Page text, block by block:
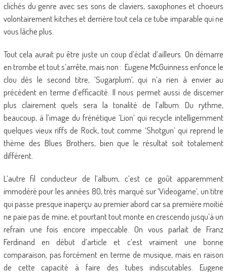
clichés du genre avec ses sons de claviers, saxophones et choeurs
volontairement kitches et derrière tout cela ce tube imparable qui ne
vous lâche plus.
Tout cela aurait pu être juste un coup d’éclat d’ailleurs. On démarre
en trombe et tout s’arrête, mais non : Eugene McGuinness enfonce le
clou dès le second titre, ‘Sugarplum’, qui n’a rien à envier au
précédent en terme d’efficacité. Il nous permet aussi de discerner
plus clairement quels sera la tonalité de l’album. Du rythme,
beaucoup, à l’image du frénétique ‘Lion’ qui recycle intelligemment
quelques vieux riffs de Rock, tout comme ‘Shotgun’ qui reprend le
thème des Blues Brothers, bien que le résultat soit totalement
différent.
L’autre fil conducteur de l’album, c’est ce goût apparemment
immodéré pour les années 80, très marqué sur ‘Videogame’, un titre
qui passe presque inaperçu au premier abord car sa première moitié
ne paie pas de mine, et pourtant tout monte en crescendo jusqu’à un
refrain une fois encore impeccable. On vous parlait de Franz
Ferdinand en début d’article et c’est vraiment une bonne
comparaison, pas forcément en terme de musique, mais en raison
de cette capacité à faire des tubes indiscutables. Eugene